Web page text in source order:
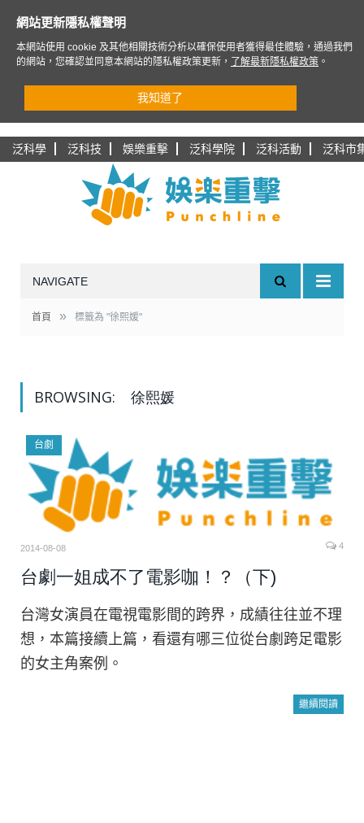
泛科學 泛科技 娛樂重擊 泛科學院 泛科活動 泛科市
NAVIGATE
首頁 » 標籤為 "徐熙媛"
BROWSING: 徐熙媛
台劇
2014-08-08 4
台劇一姐成不了電影咖！？（下)
台灣女演員在電視電影間的跨界，成績往往並不理
想，本篇接續上篇，看還有哪三位從台劇跨足電影
的女主角案例。
繼續閱讀
網站更新隱私權聲明
本網站使用 cookie 及其他相關技術分析以確保使用者獲得最佳體驗，通過我們
的網站，您確認並同意本網站的隱私權政策更新，
了解最新隱私權政策 。
我知道了